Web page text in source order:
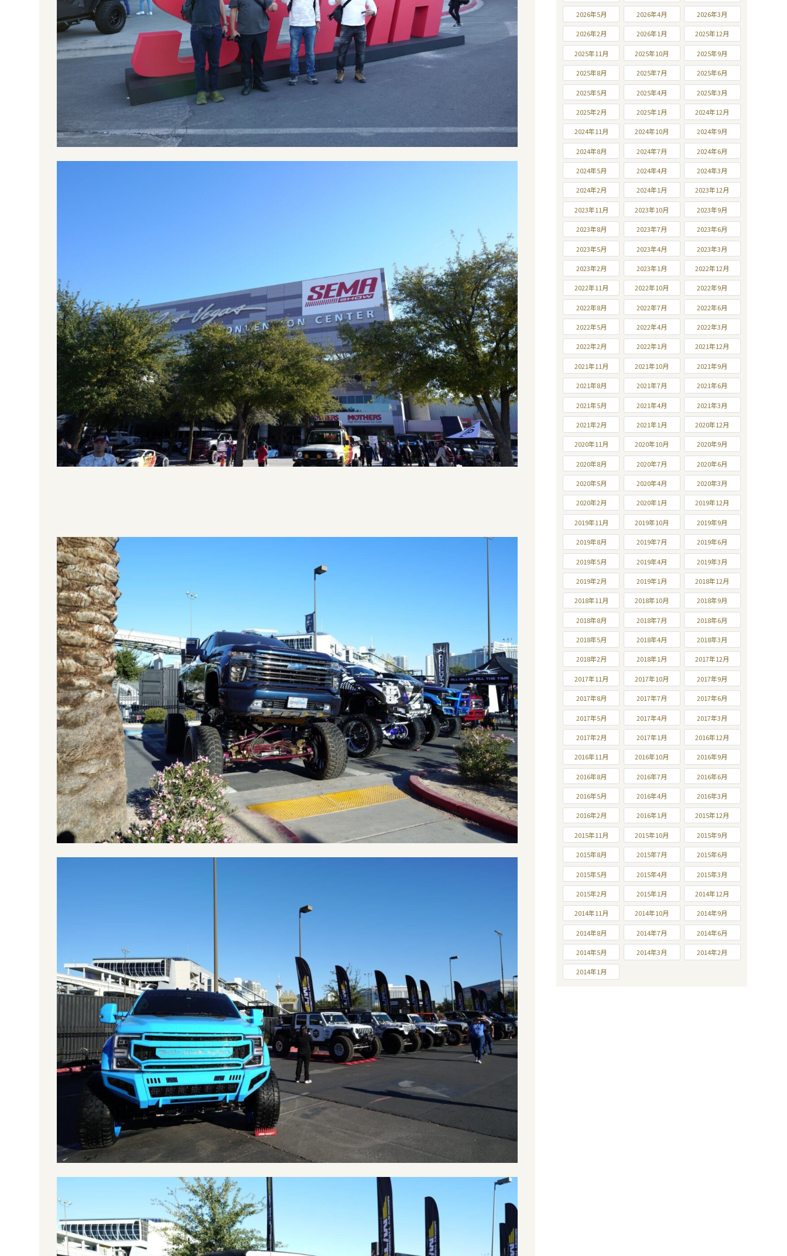
2026年5月 2026年4月 2026年3月
2026年2月 2026年1月 2025年12月
2025年11月 2025年10月 2025年9月
2025年8月 2025年7月 2025年6月
2025年5月 2025年4月 2025年3月
2025年2月 2025年1月 2024年12月
2024年11月 2024年10月 2024年9月
2024年8月 2024年7月 2024年6月
2024年5月 2024年4月 2024年3月
2024年2月 2024年1月 2023年12月
2023年11月 2023年10月 2023年9月
2023年8月 2023年7月 2023年6月
2023年5月 2023年4月 2023年3月
2023年2月 2023年1月 2022年12月
2022年11月 2022年10月 2022年9月
2022年8月 2022年7月 2022年6月
2022年5月 2022年4月 2022年3月
2022年2月 2022年1月 2021年12月
2021年11月 2021年10月 2021年9月
2021年8月 2021年7月 2021年6月
2021年5月 2021年4月 2021年3月
2021年2月 2021年1月 2020年12月
2020年11月 2020年10月 2020年9月
2020年8月 2020年7月 2020年6月
2020年5月 2020年4月 2020年3月
2020年2月 2020年1月 2019年12月
2019年11月 2019年10月 2019年9月
2019年8月 2019年7月 2019年6月
2019年5月 2019年4月 2019年3月
2019年2月 2019年1月 2018年12月
2018年11月 2018年10月 2018年9月
2018年8月 2018年7月 2018年6月
2018年5月 2018年4月 2018年3月
2018年2月 2018年1月 2017年12月
2017年11月 2017年10月 2017年9月
2017年8月 2017年7月 2017年6月
2017年5月 2017年4月 2017年3月
2017年2月 2017年1月 2016年12月
2016年11月 2016年10月 2016年9月
2016年8月 2016年7月 2016年6月
2016年5月 2016年4月 2016年3月
2016年2月 2016年1月 2015年12月
2015年11月 2015年10月 2015年9月
2015年8月 2015年7月 2015年6月
2015年5月 2015年4月 2015年3月
2015年2月 2015年1月 2014年12月
2014年11月 2014年10月 2014年9月
2014年8月 2014年7月 2014年6月
2014年5月 2014年3月 2014年2月
2014年1月